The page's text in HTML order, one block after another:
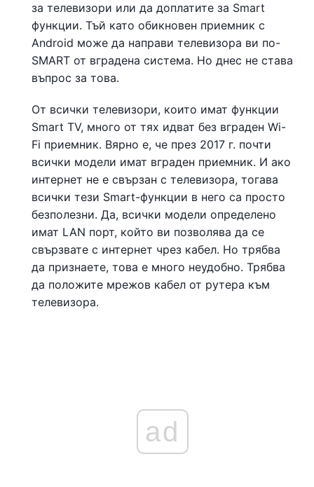
за телевизори или да доплатите за Smart
функции. Тъй като обикновен приемник с
Android може да направи телевизора ви по-
SMART от вградена система. Но днес не става
въпрос за това.
От всички телевизори, които имат функции
Smart TV, много от тях идват без вграден Wi-
Fi приемник. Вярно е, че през 2017 г. почти
всички модели имат вграден приемник. И ако
интернет не е свързан с телевизора, тогава
всички тези Smart-функции в него са просто
безполезни. Да, всички модели определено
имат LAN порт, който ви позволява да се
свързвате с интернет чрез кабел. Но трябва
да признаете, това е много неудобно. Трябва
да положите мрежов кабел от рутера към
телевизора.
ad